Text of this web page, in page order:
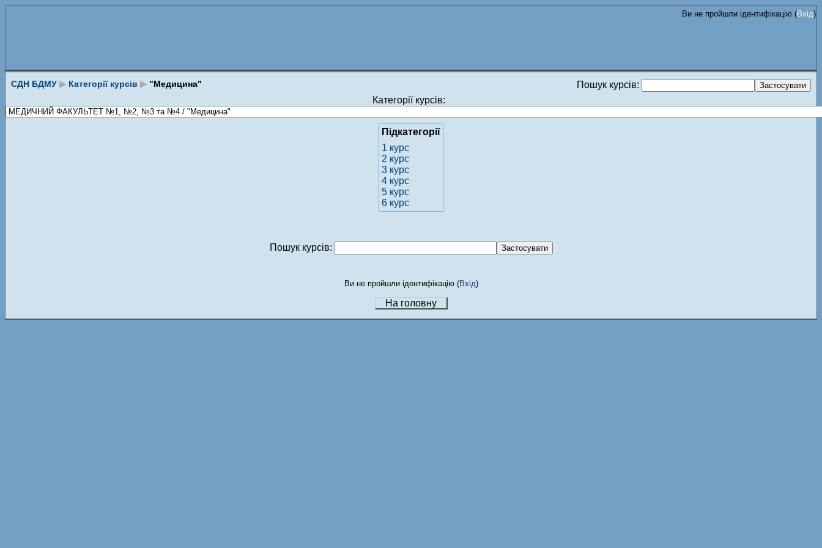
Ви не пройшли ідентифікацію (Вхід)
СДН БДМУ ▶ Категорії курсів ▶ "Медицина"
Пошук курсів:
Категорії курсів:
Підкатегорії
1 курс
2 курс
3 курс
4 курс
5 курс
6 курс
Пошук курсів:
Ви не пройшли ідентифікацію (Вхід)
На головну